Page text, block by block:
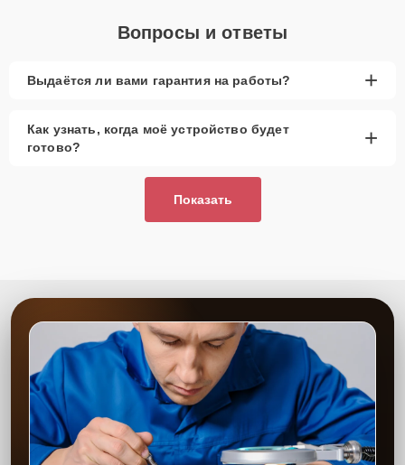
Вопросы и ответы
Выдаётся ли вами гарантия на работы? +
Как узнать, когда моё устройство будет
готово?
+
Показать